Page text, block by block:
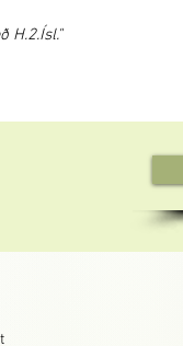
H.2.Ísl."